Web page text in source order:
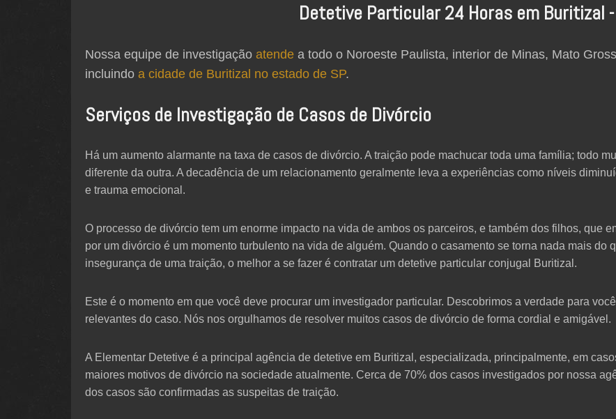
Detetive Particular 24 Horas em Buritizal -
Nossa equipe de investigação atende a todo o Noroeste Paulista, interior de Minas, Mato
incluindo a cidade de Buritizal no estado de SP.
Serviços de Investigação de Casos de Divórcio
Há um aumento alarmante na taxa de casos de divórcio. A traição pode machucar toda uma família; todo
diferente da outra. A decadência de um relacionamento geralmente leva a experiências como níveis
e trauma emocional.
O processo de divórcio tem um enorme impacto na vida de ambos os parceiros, e também dos filhos, que
por um divórcio é um momento turbulento na vida de alguém. Quando o casamento se torna nada mais do
insegurança de uma traição, o melhor a se fazer é contratar um detetive particular conjugal Buritizal.
Este é o momento em que você deve procurar um investigador particular. Descobrimos a verdade para
relevantes do caso. Nós nos orgulhamos de resolver muitos casos de divórcio de forma cordial e amigável.
A Elementar Detetive é a principal agência de detetive em Buritizal, especializada, principalmente, em
maiores motivos de divórcio na sociedade atualmente. Cerca de 70% dos casos investigados por nossa
dos casos são confirmadas as suspeitas de traição.